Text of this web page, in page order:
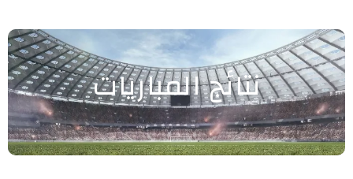
نتائج المباريات